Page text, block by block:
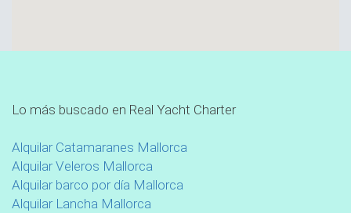
Lo más buscado en Real Yacht Charter
Alquilar Catamaranes Mallorca
Alquilar Veleros Mallorca
Alquilar barco por día Mallorca
Alquilar Lancha Mallorca